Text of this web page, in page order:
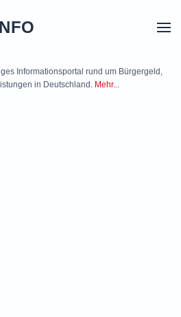
Informationsportal rund um Bürgergeld,
in Deutschland. Mehr...